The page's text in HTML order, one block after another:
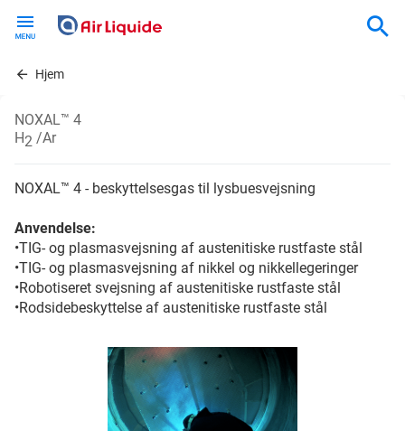
contentHjem
NOXAL™ 4
H2 /Ar
NOXAL™ 4 - beskyttelsesgas til lysbuesvejsning
Anvendelse:
•TIG- og plasmasvejsning af austenitiske rustfaste stål
•TIG- og plasmasvejsning af nikkel og nikkellegeringer
•Robotiseret svejsning af austenitiske rustfaste stål
•Rodsidebeskyttelse af austenitiske rustfaste stål